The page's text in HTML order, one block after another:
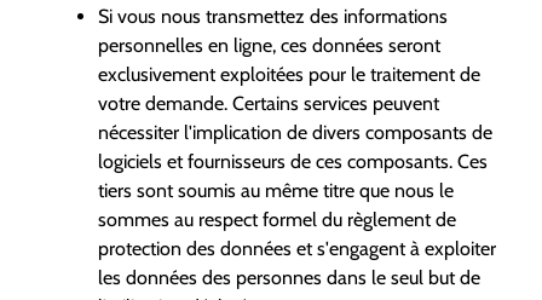
Si vous nous transmettez des informations
personnelles en ligne, ces données seront
exclusivement exploitées pour le traitement de
votre demande. Certains services peuvent
nécessiter l'implication de divers composants de
logiciels et fournisseurs de ces composants. Ces
tiers sont soumis au même titre que nous le
sommes au respect formel du règlement de
protection des données et s'engagent à exploiter
les données des personnes dans le seul but de